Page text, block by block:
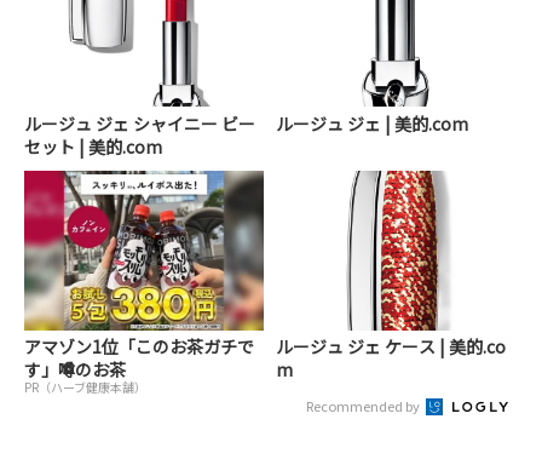
ルージュ ジェ シャイニー ビー
セット | 美的.com
ルージュ ジェ | 美的.com
アマゾン1位「このお茶ガチで
す」噂のお茶
PR（ハーブ健康本舗）
ルージュ ジェ ケース | 美的.co
m
Recommended by